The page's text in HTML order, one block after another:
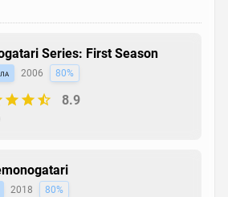
Series: First Season
2006 80%
8.9
2018 80%